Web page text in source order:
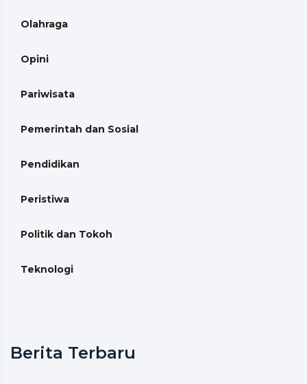
Olahraga
Opini
Pariwisata
Pemerintah dan Sosial
Pendidikan
Peristiwa
Politik dan Tokoh
Teknologi
Berita Terbaru